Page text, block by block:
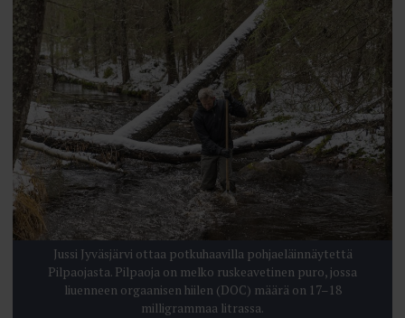
Jussi Jyväsjärvi ottaa potkuhaavilla pohjaeläinnäytettä
Pilpaojasta. Pilpaoja on melko ruskeavetinen puro, jossa
liuenneen orgaanisen hiilen (DOC) määrä on 17–18
milligrammaa litrassa.